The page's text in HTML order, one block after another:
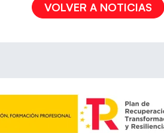
VOLVER A NOTICIAS